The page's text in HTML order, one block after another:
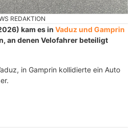
REDAKTION
kam es in Vaduz und Gamprin
an denen Velofahrer beteiligt
in Gamprin kollidierte ein Auto